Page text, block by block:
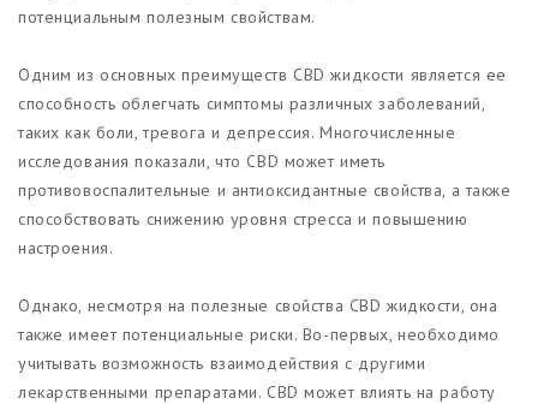
потенциальным полезным свойствам.
Одним из основных преимуществ CBD жидкости является ее
способность облегчать симптомы различных заболеваний,
таких как боли, тревога и депрессия. Многочисленные
исследования показали, что CBD может иметь
противовоспалительные и антиоксидантные свойства, а также
способствовать снижению уровня стресса и повышению
настроения.
Однако, несмотря на полезные свойства CBD жидкости, она
также имеет потенциальные риски. Во-первых, необходимо
учитывать возможность взаимодействия с другими
лекарственными препаратами. CBD может влиять на работу